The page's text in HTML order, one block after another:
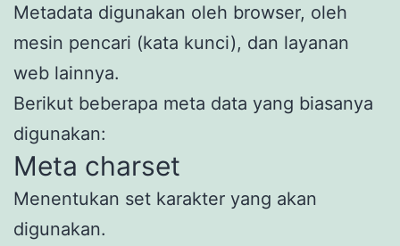
Metadata digunakan oleh browser, oleh
mesin pencari (kata kunci), dan layanan
web lainnya.
Berikut beberapa meta data yang biasanya
digunakan:
Meta charset
Menentukan set karakter yang akan
digunakan.